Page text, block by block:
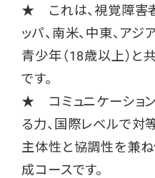
★ これは、視覚障害
ッパ、南米、中東、ア
青少年（18歳以上）
です。
★ コミュニケーショ
る力、国際レベルで対
主体性と協調性を兼
成コースです。